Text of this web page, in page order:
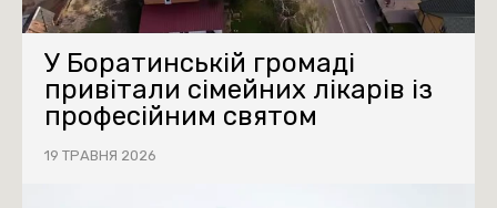
У Боратинській громаді
привітали сімейних лікарів із
професійним святом
19 ТРАВНЯ 2026